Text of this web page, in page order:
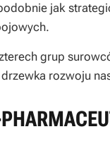
jak
grup
drzewka rozwoju